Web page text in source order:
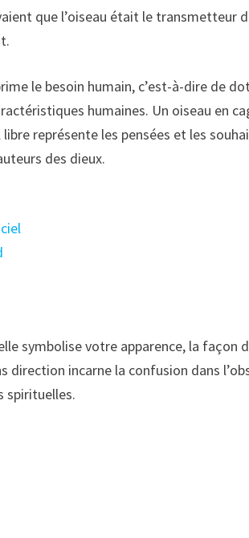
que l’oiseau était le transmetteur
le besoin humain, c’est-à-dire de
humaines. Un oiseau en
représente les pensées et les
des dieux.
symbolise votre apparence, la façon
direction incarne la confusion dans
spirituelles.